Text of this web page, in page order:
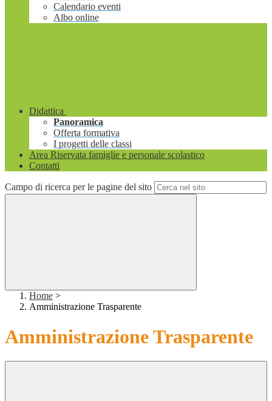
Calendario eventi
Albo online
Didattica
Panoramica
Offerta formativa
I progetti delle classi
Area Riservata famiglie e personale scolastico
Contatti
Campo di ricerca per le pagine del sito
Home >
Amministrazione Trasparente
Amministrazione Trasparente